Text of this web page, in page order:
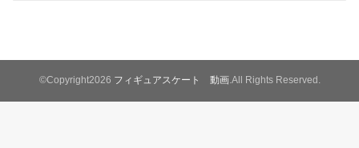
©Copyright2026 フィギュアスケート 動画 .All Rights Reserved.